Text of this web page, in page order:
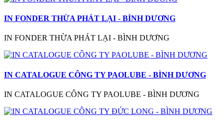
IN FONDER THỪA PHÁT LẠI - BÌNH DƯƠNG
IN FONDER THỪA PHÁT LẠI - BÌNH DƯƠNG
IN CATALOGUE CÔNG TY PAOLUBE - BÌNH DƯƠNG
IN CATALOGUE CÔNG TY PAOLUBE - BÌNH DƯƠNG